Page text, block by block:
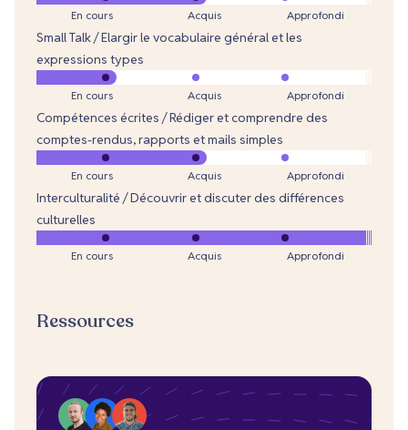
En cours Acquis Approfondi
Small Talk / Elargir le vocabulaire général et les
expressions types
En cours Acquis Approfondi
Compétences écrites / Rédiger et comprendre des
comptes-rendus, rapports et mails simples
En cours Acquis Approfondi
Interculturalité / Découvrir et discuter des différences
culturelles
En cours Acquis Approfondi
Ressources